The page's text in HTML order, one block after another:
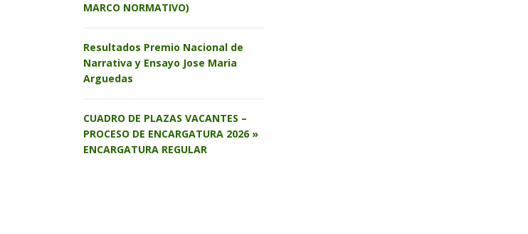
MARCO NORMATIVO)
Resultados Premio Nacional de
Narrativa y Ensayo Jose Maria
Arguedas
CUADRO DE PLAZAS VACANTES –
PROCESO DE ENCARGATURA 2026 »
ENCARGATURA REGULAR